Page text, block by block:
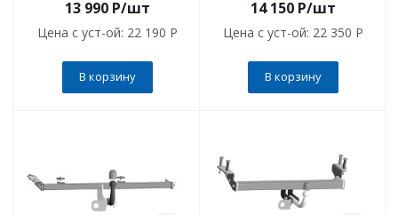
13 990P/шт
Цена с уст-ой: 22 190 P
В корзину
14 150P/шт
Цена с уст-ой: 22 350 P
В корзину